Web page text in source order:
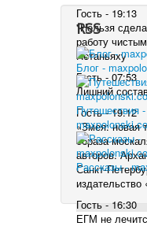
Гость - 19:13
"Нельзя
работу
Нетаньяху
Гость - 07:53
Лишний
Гость - 19:12
«Змея: новая
образа
авторов.
Санкт-
Гость - 16:30
ЕГМ не
RSS
Блог -
Путешествия -
Рассказы -